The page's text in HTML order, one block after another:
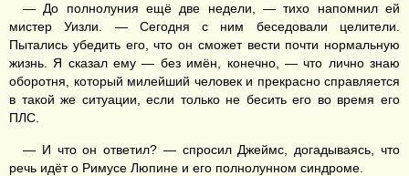
— До полнолуния ещё две недели, — тихо напомнил ей
мистер Уизли. — Сегодня с ним беседовали целители.
Пытались убедить его, что он сможет вести почти нормальную
жизнь. Я сказал ему — без имён, конечно, — что лично знаю
оборотня, который милейший человек и прекрасно справляется
в такой же ситуации, если только не бесить его во время его
ПЛС.
— И что он ответил? — спросил Джеймс, догадываясь, что
речь идёт о Римусе Люпине и его полнолунном синдроме.